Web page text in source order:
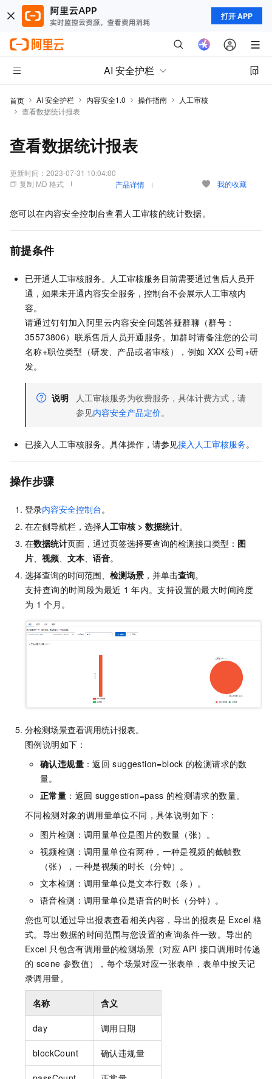
打开 APP
AI 安全护栏
首页 AI 安全护栏 内容安全1.0 操作指南
人工审核
查看数据统计报表
查看数据统计报表
更新时间： 2023-07-31 10:04:00
复制 MD 格式
产品详情 我的收藏
您可以在内容安全控制台查看人工审核的统计数据。
前提条件
已开通人工审核服务。人工审核服务目前需要通过售后人员开
通，如果未开通内容安全服务，控制台不会展示人工审核内
容。
请通过钉钉加入阿里云内容安全问题答疑群聊（群号：
35573806）联系售后人员开通服务。加群时请备注您的公司
名称+职位类型（研发、产品或者审核），例如 XXX 公司+研
发。
说明
人工审核服务为收费服务，具体计费方式，请
参见内容安全产品定价。
已接入人工审核服务。具体操作，请参见接入人工审核服务。
操作步骤
登录内容安全控制台。
在左侧导航栏，选择人工审核 > 数据统计。
在数据统计页面，通过页签选择要查询的检测接口类型： 图
片、 视频、 文本、 语音。
选择查询的时间范围、 检测场景 ，并单击查询。
支持查询的时间段为最近 1 年内。支持设置的最大时间跨度
为 1 个月。
分检测场景查看调用统计报表。
图例说明如下：
确认违规量 ：返回 suggestion=block 的检测请求的数
量。
正常量 ：返回 suggestion=pass 的检测请求的数量。
不同检测对象的调用量单位不同，具体说明如下：
图片检测：调用量单位是图片的数量（张）。
视频检测：调用量单位有两种，一种是视频的截帧数
（张），一种是视频的时长（分钟）。
文本检测：调用量单位是文本行数（条）。
语音检测：调用量单位是语音的时长（分钟）。
您也可以通过导出报表查看相关内容，导出的报表是 Excel 格
式。导出数据的时间范围与您设置的查询条件一致。导出的
Excel 只包含有调用量的检测场景（对应 API 接口调用时传递
的 scene 参数值），每个场景对应一张表单，表单中按天记
录调用量。
名称 含义
day 调用日期
blockCount 确认违规量